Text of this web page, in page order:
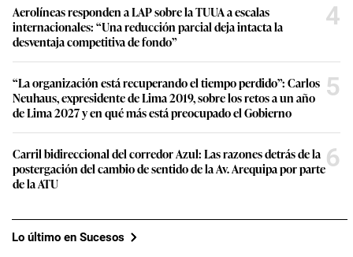
Aerolíneas responden a LAP sobre la TUUA a escalas
internacionales: “Una reducción parcial deja intacta la
desventaja competitiva de fondo”
4
“La organización está recuperando el tiempo perdido”: Carlos
Neuhaus, expresidente de Lima 2019, sobre los retos a un año
de Lima 2027 y en qué más está preocupado el Gobierno
5
Carril bidireccional del corredor Azul: Las razones detrás de la
postergación del cambio de sentido de la Av. Arequipa por parte
de la ATU
6
Lo último en Sucesos